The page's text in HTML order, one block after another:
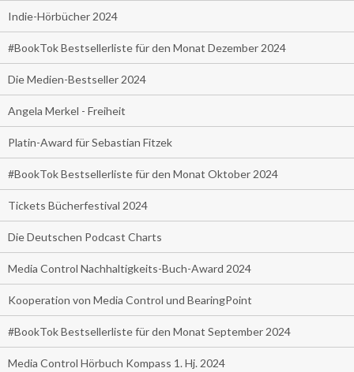
Indie-Hörbücher 2024
#BookTok Bestsellerliste für den Monat Dezember 2024
Die Medien-Bestseller 2024
Angela Merkel - Freiheit
Platin-Award für Sebastian Fitzek
#BookTok Bestsellerliste für den Monat Oktober 2024
Tickets Bücherfestival 2024
Die Deutschen Podcast Charts
Media Control Nachhaltigkeits-Buch-Award 2024
Kooperation von Media Control und BearingPoint
#BookTok Bestsellerliste für den Monat September 2024
Media Control Hörbuch Kompass 1. Hj. 2024